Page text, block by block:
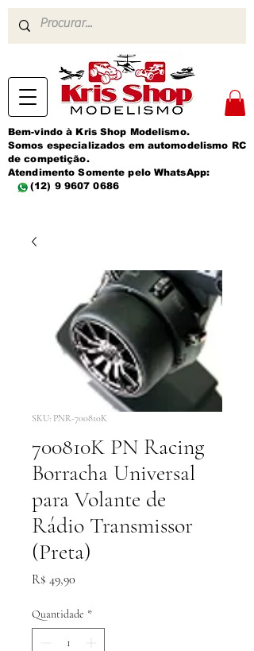
Bem-vindo à Kris Shop Modelismo.
Somos especializados em automodelismo RC
de competição.
Atendimento Somente pelo WhatsApp:
(12) 9 9607 0686
SKU: PNR-700810K
700810K PN Racing
Borracha Universal
para Volante de
Rádio Transmissor
(Preta)
R$ 49,90
Quantidade *